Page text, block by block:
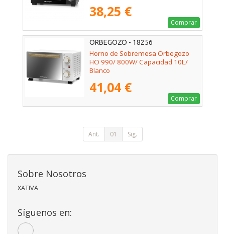
38,25 €
Comprar
ORBEGOZO - 18256
Horno de Sobremesa Orbegozo
HO 990/ 800W/ Capacidad 10L/
Blanco
41,04 €
Comprar
Ant. 01 Sig.
Sobre Nosotros
XATIVA
Síguenos en: